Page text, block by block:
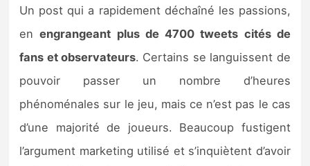
Un post qui a rapidement déchaîné les passions,
enengrangeant plus de 4700 tweets cités de
fans et observateurs. Certains se languissent de
pouvoir passer un nombre d’heures
phénoménales sur le jeu, mais ce n’est pas le cas
d’une majorité de joueurs. Beaucoup fustigent
l’argument marketing utilisé et s’inquiètent d’avoir